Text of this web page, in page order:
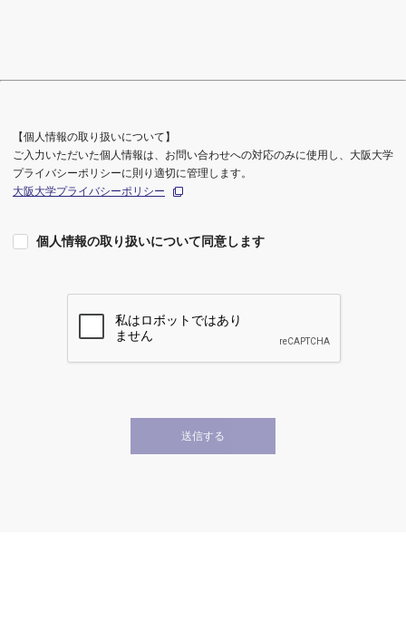
【個人情報の取り扱いについて】
ご入力いただいた個人情報は、お問い合わせへの対応のみに使用し、大阪大学
プライバシーポリシーに則り適切に管理します。
大阪大学プライバシーポリシー
個人情報の取り扱いについて同意します
送信する